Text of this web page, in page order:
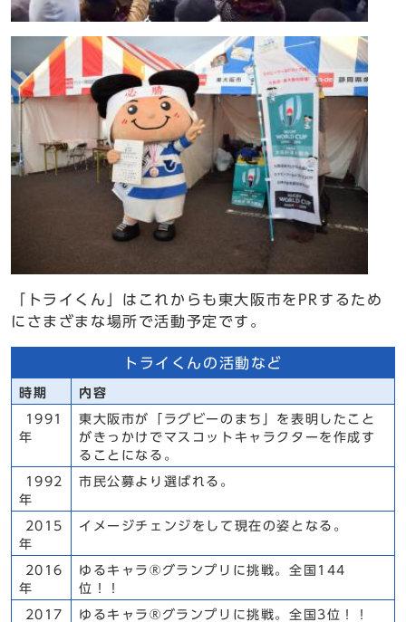
「トライくん」はこれからも東大阪市をPRするため
にさまざまな場所で活動予定です。
トライくんの活動など
時期 内容
1991
年
東大阪市が「ラグビーのまち」を表明したこと
がきっかけでマスコットキャラクターを作成す
ることになる。
1992
年
市民公募より選ばれる。
2015
年
イメージチェンジをして現在の姿となる。
2016
年
ゆるキャラ®グランプリに挑戦。全国144
位！！
2017
ゆるキャラ®グランプリに挑戦。全国3位！！